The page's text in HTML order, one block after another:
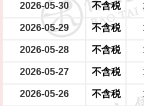
2026-05-30 不含税
2026-05-29 不含税
2026-05-28 不含税
2026-05-27 不含税
2026-05-26 不含税